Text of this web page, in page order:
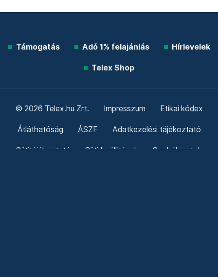
Támogatás Adó 1% felajánlás Hírlevelek
Telex Shop
© 2026 Telex.hu Zrt. Impresszum Etikai kódex
Átláthatóság ÁSZF Adatkezelési tájékoztató
Sütitájékoztató Süti beállítások Szabályzatok